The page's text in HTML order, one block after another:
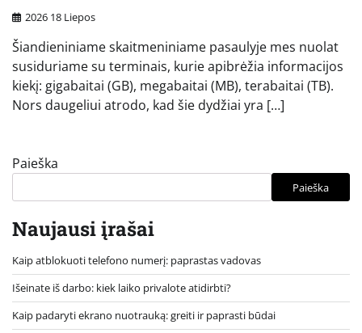
2026 18 Liepos
Šiandieniniame skaitmeniniame pasaulyje mes nuolat
susiduriame su terminais, kurie apibrėžia informacijos
kiekį: gigabaitai (GB), megabaitai (MB), terabaitai (TB).
Nors daugeliui atrodo, kad šie dydžiai yra […]
Paieška
Paieška
Naujausi įrašai
Kaip atblokuoti telefono numerį: paprastas vadovas
Išeinate iš darbo: kiek laiko privalote atidirbti?
Kaip padaryti ekrano nuotrauką: greiti ir paprasti būdai